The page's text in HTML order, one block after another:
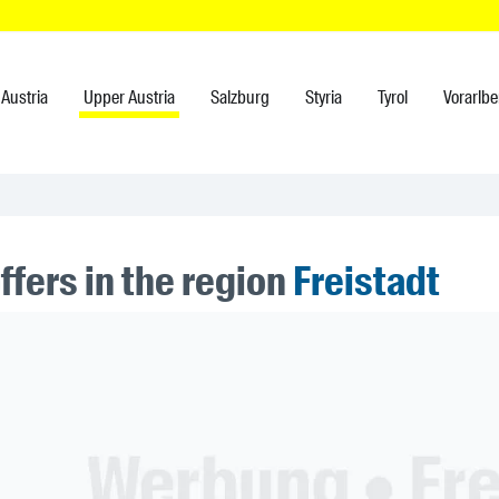
Upper Austria Salzburg Styria Tyrol
in the regionFreistadt